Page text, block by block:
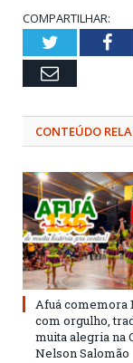
COMPARTILHAR:
Twitter
Email
CONTEÚDO
Afuá comemora
com orgulho,
muita alegria na
Nelson Salomão